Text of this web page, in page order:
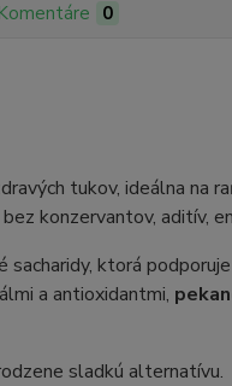
Komentáre 0
tukov, ideálna na
konzervantov, aditív,
sacharidy, ktorá
a antioxidantmi,
sladkú alternatívu.